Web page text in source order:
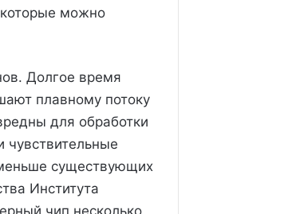
можно
Долгое время
плавному потоку
для обработки
чувствительные
существующих
Института